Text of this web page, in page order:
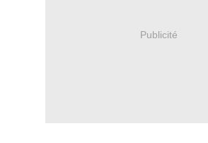
Publicité